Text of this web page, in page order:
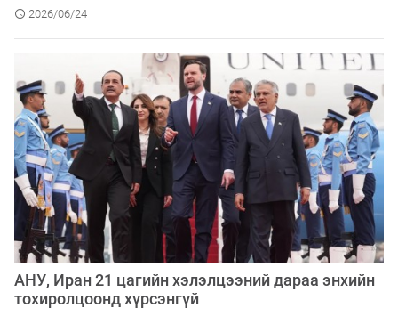
2026/06/24
АНУ, Иран 21 цагийн хэлэлцээний дараа энхийн
тохиролцоонд хүрсэнгүй